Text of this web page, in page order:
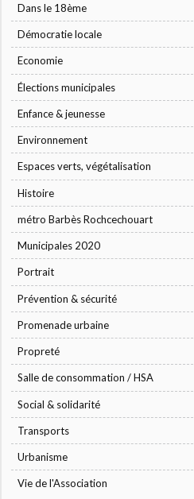
Dans le 18ème
Démocratie locale
Economie
Élections municipales
Enfance & jeunesse
Environnement
Espaces verts, végétalisation
Histoire
métro Barbès Rochcechouart
Municipales 2020
Portrait
Prévention & sécurité
Promenade urbaine
Propreté
Salle de consommation / HSA
Social & solidarité
Transports
Urbanisme
Vie de l'Association